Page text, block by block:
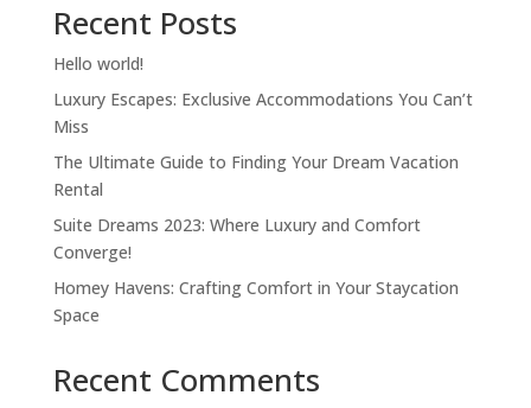
Recent Posts
Hello world!
Luxury Escapes: Exclusive Accommodations You Can’t
Miss
The Ultimate Guide to Finding Your Dream Vacation
Rental
Suite Dreams 2023: Where Luxury and Comfort
Converge!
Homey Havens: Crafting Comfort in Your Staycation
Space
Recent Comments